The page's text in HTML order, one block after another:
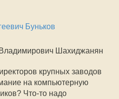
Буньков
Шахиджанян
крупных заводов
на компьютерную
Что-то надо